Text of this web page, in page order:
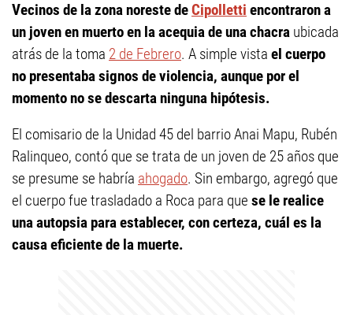
Vecinos de la zona noreste deCipolletti encontraron a
un joven en muerto en la acequia de una chacra ubicada
atrás de la toma 2 de Febrero. A simple vista el cuerpo
no presentaba signos de violencia, aunque por el
momento no se descarta ninguna hipótesis.
El comisario de la Unidad 45 del barrio Anai Mapu, Rubén
Ralinqueo, contó que se trata de un joven de 25 años que
se presume se habría ahogado. Sin embargo, agregó que
el cuerpo fue trasladado a Roca para que se le realice
una autopsia para establecer, con certeza, cuál es la
causa eficiente de la muerte.